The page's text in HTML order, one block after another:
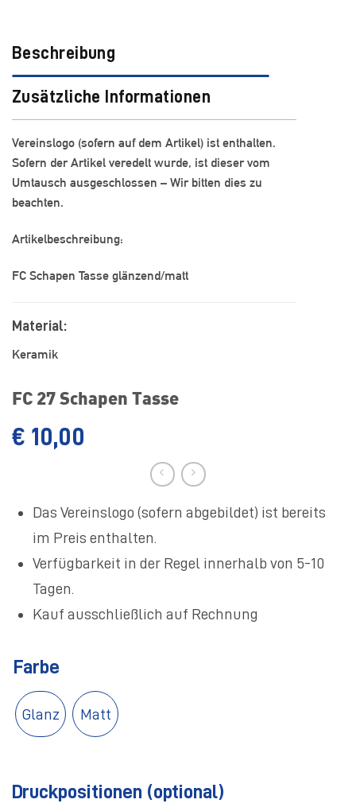
Beschreibung
Zusätzliche Informationen
Vereinslogo (sofern auf dem Artikel) ist enthalten.
Sofern der Artikel veredelt wurde, ist dieser vom
Umtausch ausgeschlossen – Wir bitten dies zu
beachten.
Artikelbeschreibung:
FC Schapen Tasse glänzend/matt
Material:
Keramik
FC 27 Schapen Tasse
€ 10,00
Das Vereinslogo (sofern abgebildet) ist bereits
im Preis enthalten.
Verfügbarkeit in der Regel innerhalb von 5-10
Tagen.
Kauf ausschließlich auf Rechnung
Farbe
Glanz Matt
Druckpositionen (optional)